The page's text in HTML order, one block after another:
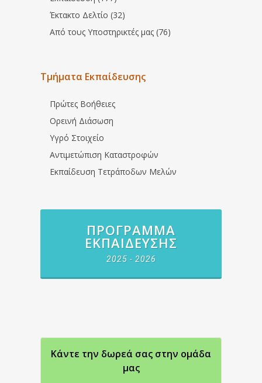
Έκτακτο Δελτίο (32)
Από τους Υποστηρικτές μας (76)
Τμήματα Εκπαίδευσης
Πρώτες Βοήθειες
Ορεινή Διάσωση
Υγρό Στοιχείο
Αντιμετώπιση Καταστροφών
Εκπαίδευση Τετράποδων Μελών
ΠΡΌΓΡΑΜΜΑ
ΕΚΠΑΊΔΕΥΣΗΣ
2025 - 2026
Κάντε την δωρεά σας στην oμάδα
μας